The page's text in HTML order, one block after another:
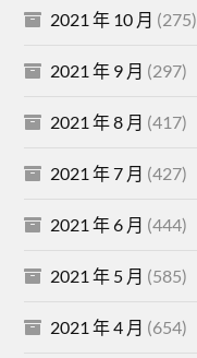
2021 年 10 月 (275)
2021 年 9 月 (297)
2021 年 8 月 (417)
2021 年 7 月 (427)
2021 年 6 月 (444)
2021 年 5 月 (585)
2021 年 4 月 (654)